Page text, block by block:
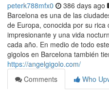
peterk788mfx0 386 days ago
Barcelona es una de las
de Europa, conocida por su rica
impresionante y una vida
cada año. En medio de todo
gigolos en Barcelona también
https://angelgigolo.com/
Comments
Who